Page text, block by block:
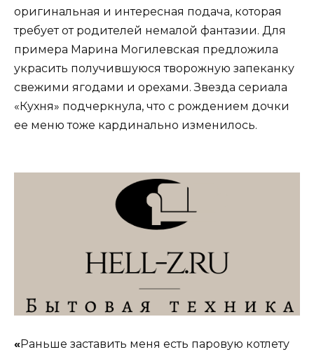
оригинальная и интересная подача, которая
требует от родителей немалой фантазии. Для
примера Марина Могилевская предложила
украсить получившуюся творожную запеканку
свежими ягодами и орехами. Звезда сериала
«Кухня» подчеркнула, что с рождением дочки
ее меню тоже кардинально изменилось.
«Раньше заставить меня есть паровую котлету